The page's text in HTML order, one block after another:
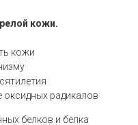
кожи.
кожи
радикалов
белков и белка